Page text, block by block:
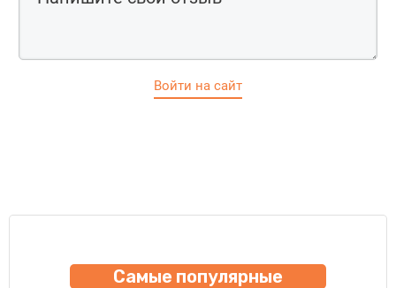
Войти на сайт
Самые популярные